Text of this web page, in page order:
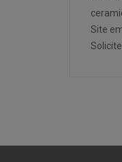
Site